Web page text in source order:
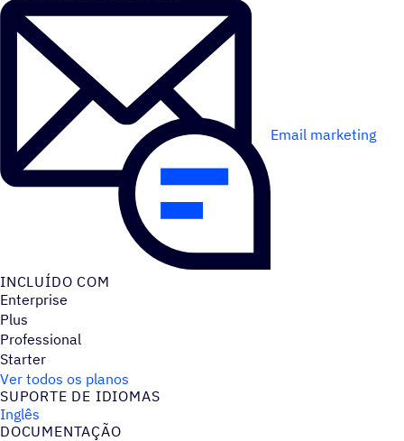
Email marketing
INCLUÍDO COM
Enterprise
Plus
Professional
Starter
Ver todos os planos
SUPORTE DE IDIOMAS
Inglês
DOCUMENTAÇÃO